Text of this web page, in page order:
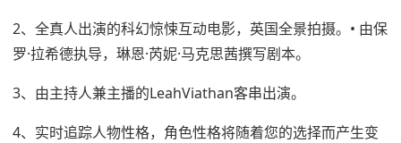
2、全真人出演的科幻惊悚互动电影，英国全景拍摄。• 由保
罗·拉希德执导，琳恩·芮妮·马克思茜撰写剧本。
3、由主持人兼主播的LeahViathan客串出演。
4、实时追踪人物性格，角色性格将随着您的选择而产生变